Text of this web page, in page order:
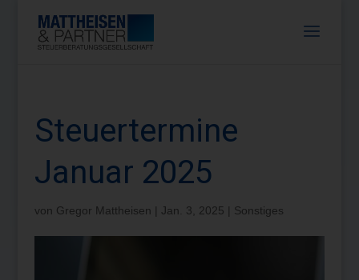
Steuertermine
Januar 2025
von Gregor Mattheisen Jan. 3, 2025 Sonstiges